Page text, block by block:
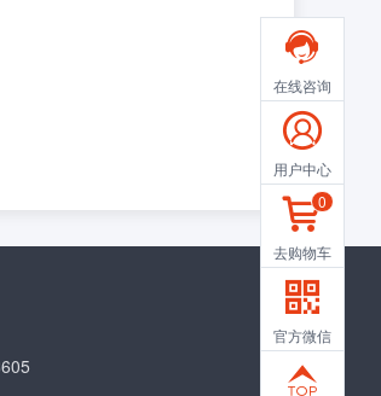

在线咨询

用户中心

去购物车
0

官方微信
